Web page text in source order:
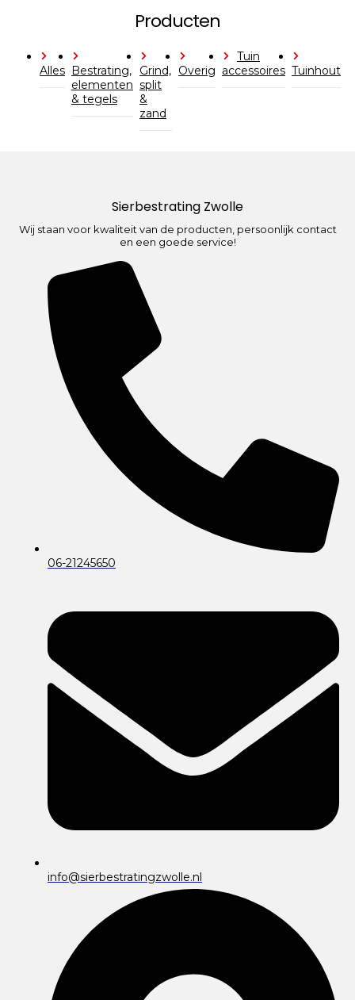
Producten
Alles Bestrating,
elementen
& tegels
Grind,
split
&
zand
Overig
Tuin
accessoires Tuinhout
Sierbestrating Zwolle
Wij staan voor kwaliteit van de producten, persoonlijk contact
en een goede service!
06-21245650
info@sierbestratingzwolle.nl